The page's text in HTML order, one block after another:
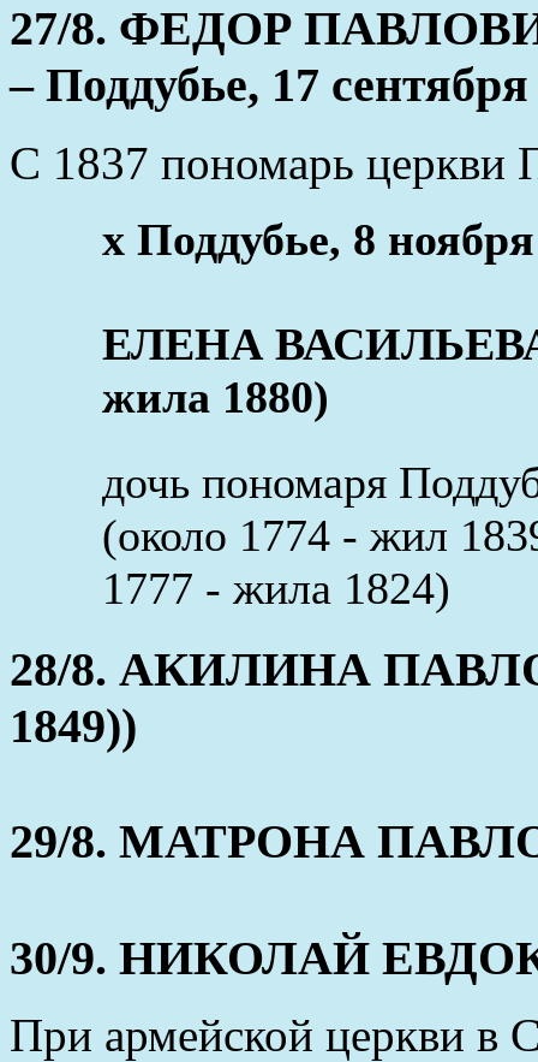
27/8. ФЕДОР
– Поддубье, 17
С 1837 пономарь церкви
x Поддубье, 8
ЕЛЕНА ВАСИЛЬЕВА
жила 1880)
дочь пономаря
(около 1774 - жил
1777 - жила 1824)
28/8. АКИЛИНА
1849))
29/8. МАТРОНА
30/9. НИКОЛАЙ
При армейской церкви в